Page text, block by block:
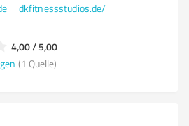
dkfitnessstudios.de/
4,00 / 5,00
(1 Quelle)